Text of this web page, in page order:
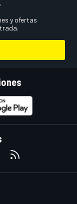
y ofertas